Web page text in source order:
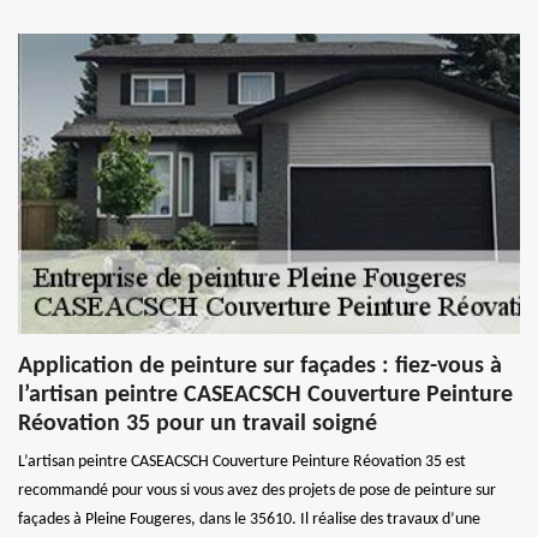
Application de peinture sur façades : fiez-vous à
l’artisan peintre CASEACSCH Couverture Peinture
Réovation 35 pour un travail soigné
L’artisan peintre CASEACSCH Couverture Peinture Réovation 35 est
recommandé pour vous si vous avez des projets de pose de peinture sur
façades à Pleine Fougeres, dans le 35610. Il réalise des travaux d’une